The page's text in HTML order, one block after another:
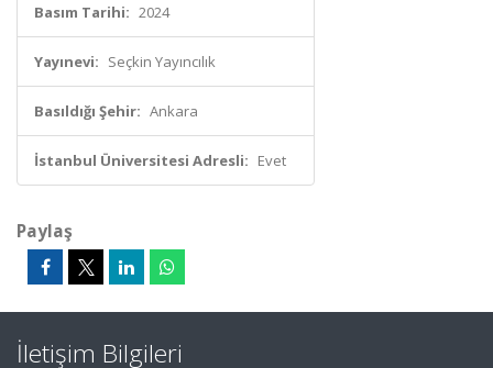
Basım Tarihi: 2024
Yayınevi: Seçkin Yayıncılık
Basıldığı Şehir: Ankara
İstanbul Üniversitesi Adresli: Evet
Paylaş
İletişim Bilgileri